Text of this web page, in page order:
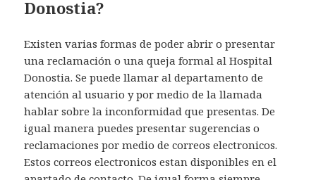
Donostia?
Existen varias formas de poder abrir o presentar
una reclamación o una queja formal al Hospital
Donostia. Se puede llamar al departamento de
atención al usuario y por medio de la llamada
hablar sobre la inconformidad que presentas. De
igual manera puedes presentar sugerencias o
reclamaciones por medio de correos electronicos.
Estos correos electronicos estan disponibles en el